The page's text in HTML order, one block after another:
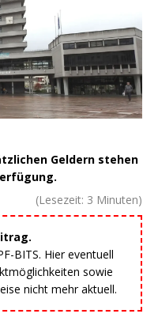
Geldern stehen
(Lesezeit: 3 Minuten)
BITS. Hier eventuell
sowie
nicht mehr aktuell.